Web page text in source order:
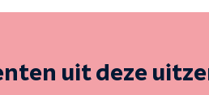
uit deze